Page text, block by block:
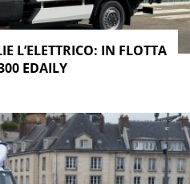
L’ELETTRICO: IN FLOTTA
EDAILY